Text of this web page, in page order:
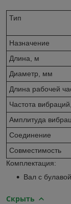
Тип
Назначение
Длина, м
Диаметр, мм
Длина рабочей
Частота
Амплитуда
Соединение
Совместимость
Комплектация:
Вал с
Скрыть